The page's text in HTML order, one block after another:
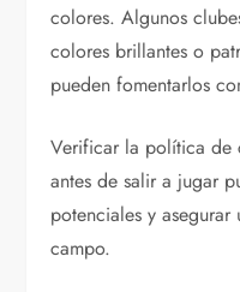
colores. Algunos
colores brillantes o
pueden fomentarlos
Verificar la política de
antes de salir a jugar
potenciales y
campo.